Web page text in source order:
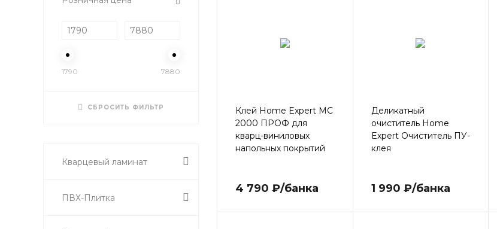
1790 7880
СБРОСИТЬ ФИЛЬТР
Кварцевый ламинат
ПВХ-Плитка
Клей Home Expert МС
2000 ПРОФ для
кварц-виниловых
напольных покрытий
4 790 ₽/банка
Деликатный
очиститель Home
Expert Очиститель ПУ-
клея
1 990 ₽/банка